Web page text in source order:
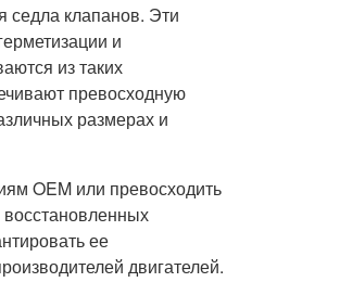
клапанов. Эти
и
из таких
превосходную
размерах и
OEM или превосходить
восстановленных
ее
двигателей.